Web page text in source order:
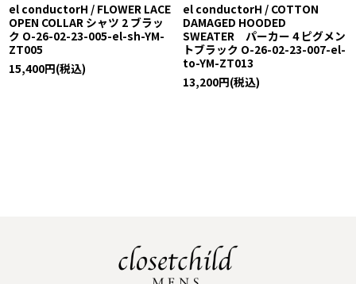
el conductorH / FLOWER LACE
OPEN COLLAR シャツ 2 ブラッ
ク O-26-02-23-005-el-sh-YM-
ZT005
15,400円(税込)
el conductorH / COTTON
DAMAGED HOODED
SWEATER パーカー 4 ピグメン
トブラック O-26-02-23-007-el-
to-YM-ZT013
13,200円(税込)